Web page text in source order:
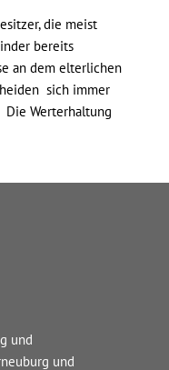
die meist
bereits
an dem elterlichen
sich immer
Werterhaltung
und
und